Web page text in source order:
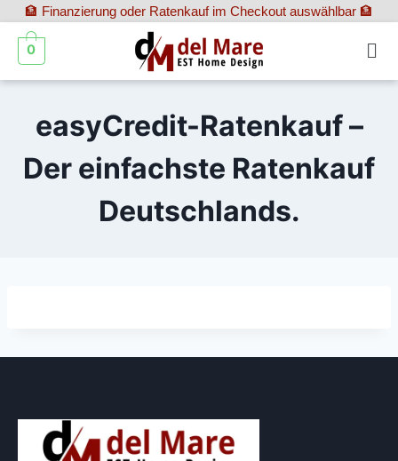
🏦 Finanzierung oder Ratenkauf im Checkout auswählbar 🏦
0
easyCredit-Ratenkauf –
Der einfachste Ratenkauf
Deutschlands.